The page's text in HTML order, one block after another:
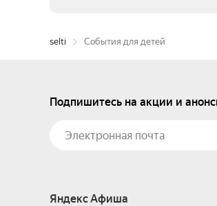
selti События для детей
Подпишитесь на акции и
Яндекс Афиша